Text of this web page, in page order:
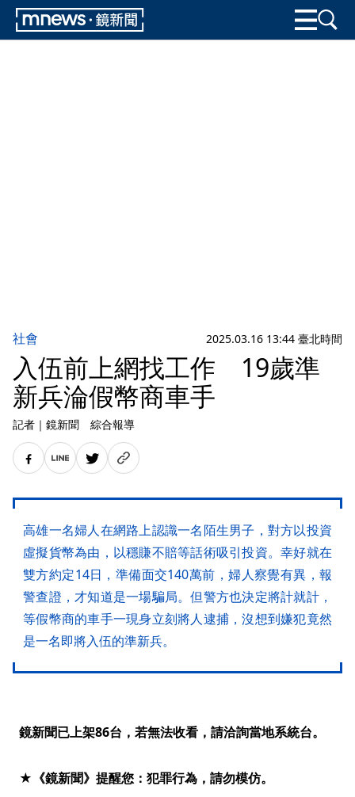
社會 2025.03.16 13:44 臺北時間
入伍前上網找工作 19歲準
新兵淪假幣商車手
記者 ｜ 鏡新聞 綜合報導
高雄一名婦人在網路上認識一名陌生男子，對方以投資
虛擬貨幣為由，以穩賺不賠等話術吸引投資。幸好就在
雙方約定14日，準備面交140萬前，婦人察覺有異，報
警查證，才知道是一場騙局。但警方也決定將計就計，
等假幣商的車手一現身立刻將人逮捕，沒想到嫌犯竟然
是一名即將入伍的準新兵。
鏡新聞已上架86台，若無法收看，請洽詢當地系統台。
★《鏡新聞》提醒您：犯罪行為，請勿模仿。